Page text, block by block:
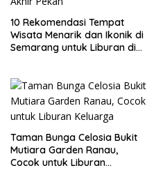
10 Rekomendasi Tempat
Wisata Menarik dan Ikonik di
Semarang untuk Liburan di
Taman Bunga Celosia Bukit
Mutiara Garden Ranau,
Cocok untuk Liburan